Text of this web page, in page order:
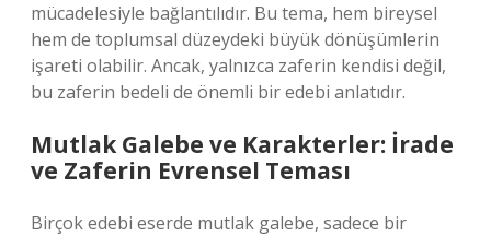
mücadelesiyle bağlantılıdır. Bu tema, hem bireysel
hem de toplumsal düzeydeki büyük dönüşümlerin
işareti olabilir. Ancak, yalnızca zaferin kendisi değil,
bu zaferin bedeli de önemli bir edebi anlatıdır.
Mutlak Galebe ve Karakterler: İrade
ve Zaferin Evrensel Teması
Birçok edebi eserde mutlak galebe, sadece bir